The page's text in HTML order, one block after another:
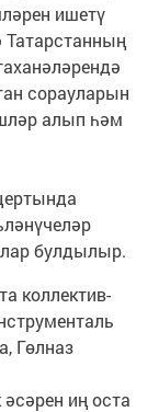
ишетү
сорауларын
алып һәм
булдылыр.
коллектив-
Гөлназ
иң оста